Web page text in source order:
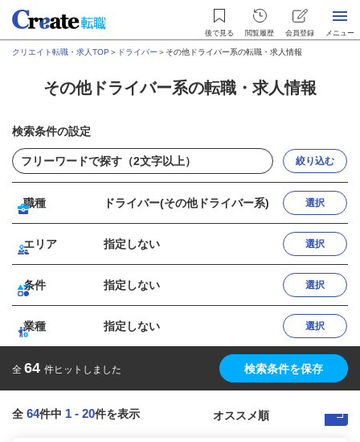
後で見る 閲覧履歴 会員登録 メニュー
クリエイト転職・求人TOP ＞ ドライバー ＞ その他ドライバー系の転職・求人情報
その他ドライバー系の転職・求人情報
検索条件の設定
絞り込む
職種 ドライバー(その他ドライバー系) 選択
エリア 指定しない 選択
条件 指定しない 選択
業種 指定しない 選択
全 64 件ヒットしました 検索条件を保存
全 64件中 1 - 20件を表示